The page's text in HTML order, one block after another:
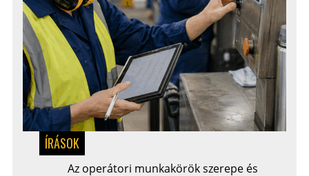
ÍRÁSOK
Az operátori munkakörök szerepe és